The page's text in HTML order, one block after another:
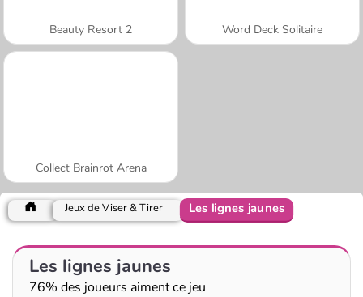
Beauty Resort 2 Word Deck Solitaire
Collect Brainrot Arena
Jeux de Viser & Tirer Les lignes jaunes
Les lignes jaunes
76% des joueurs aiment ce jeu